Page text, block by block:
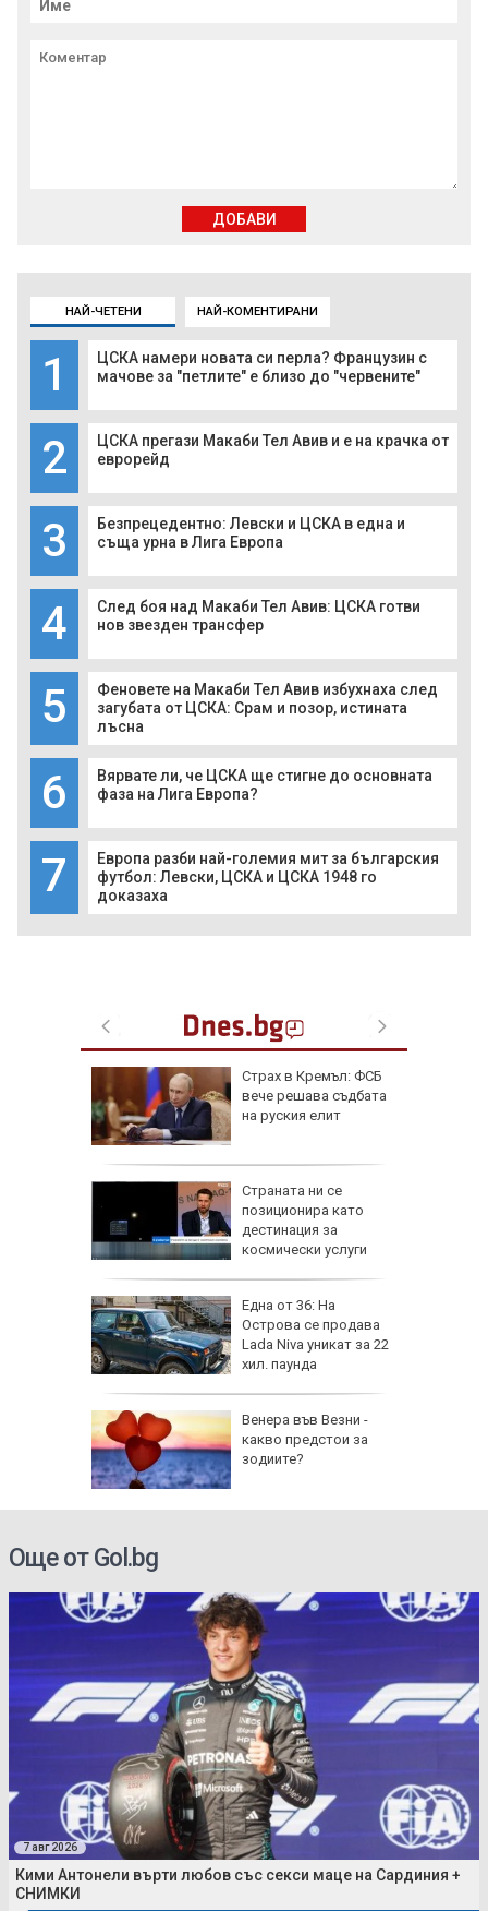
НАЙ-ЧЕТЕНИ НАЙ-КОМЕНТИРАНИ
1
ЦСКА намери новата си перла? Французин с
мачове за "петлите" е близо до "червените"
2
ЦСКА прегази Макаби Тел Авив и е на крачка от
еврорейд
3
Безпрецедентно: Левски и ЦСКА в една и
съща урна в Лига Европа
4
След боя над Макаби Тел Авив: ЦСКА готви
нов звезден трансфер
5
Феновете на Макаби Тел Авив избухнаха след
загубата от ЦСКА: Срам и позор, истината
лъсна
6
Вярвате ли, че ЦСКА ще стигне до основната
фаза на Лига Европа?
7
Европа разби най-големия мит за българския
футбол: Левски, ЦСКА и ЦСКА 1948 го
доказаха
Страх в Кремъл: ФСБ
вече решава съдбата
на руския елит
Страната ни се
позиционира като
дестинация за
космически услуги
Една от 36: На
Острова се продава
Lada Niva уникат за 22
хил. паунда
Венера във Везни -
какво предстои за
зодиите?
ДОБАВИ
Още от Gol.bg
7 авг 2026
Кими Антонели върти любов със секси маце на Сардиния +
СНИМКИ